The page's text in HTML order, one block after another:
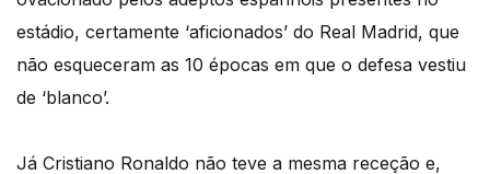
estádio, certamente ‘aficionados’ do Real Madrid, que
não esqueceram as 10 épocas em que o defesa vestiu
de ‘blanco’.
Já Cristiano Ronaldo não teve a mesma receção e,